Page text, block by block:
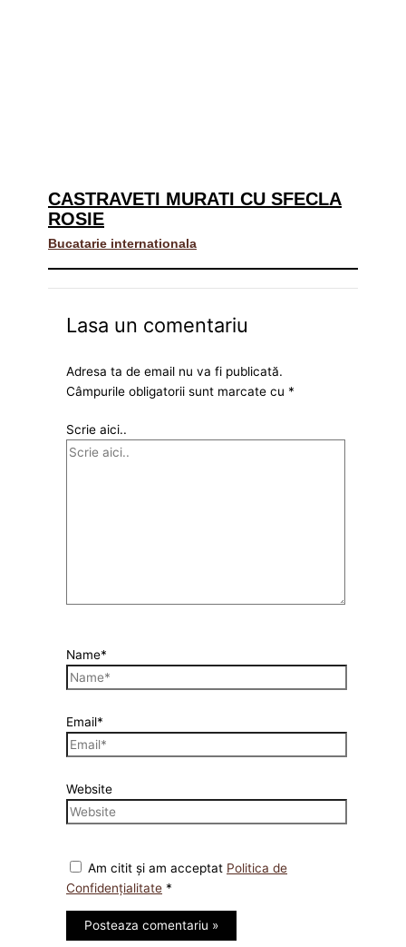
CASTRAVETI MURATI CU SFECLA
ROSIE
Bucatarie internationala
Lasa un comentariu
Adresa ta de email nu va fi publicată.
Câmpurile obligatorii sunt marcate cu *
Scrie aici..
Name*
Email*
Website
Am citit și am acceptat Politica de
Confidențialitate *